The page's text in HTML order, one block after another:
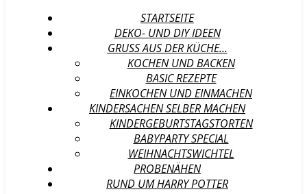
STARTSEITE
DEKO- UND DIY IDEEN
GRUSS AUS DER KÜCHE…
KOCHEN UND BACKEN
BASIC REZEPTE
EINKOCHEN UND EINMACHEN
KINDERSACHEN SELBER MACHEN
KINDERGEBURTSTAGSTORTEN
BABYPARTY SPECIAL
WEIHNACHTSWICHTEL
PROBENÄHEN
RUND UM HARRY POTTER